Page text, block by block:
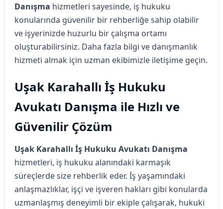
Danışma hizmetleri sayesinde, iş hukuku
konularında güvenilir bir rehberliğe sahip olabilir
ve işyerinizde huzurlu bir çalışma ortamı
oluşturabilirsiniz. Daha fazla bilgi ve danışmanlık
hizmeti almak için uzman ekibimizle iletişime geçin.
Uşak Karahallı İş Hukuku
Avukatı Danışma ile Hızlı ve
Güvenilir Çözüm
Uşak Karahallı İş Hukuku Avukatı Danışma
hizmetleri, iş hukuku alanındaki karmaşık
süreçlerde size rehberlik eder. İş yaşamındaki
anlaşmazlıklar, işçi ve işveren hakları gibi konularda
uzmanlaşmış deneyimli bir ekiple çalışarak, hukuki